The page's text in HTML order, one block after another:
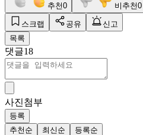
추천0 비추천0
스크랩 공유
신고
목록
댓글18
사진첨부
등록
추천순
최신순 등록순